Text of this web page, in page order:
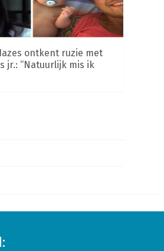
ontkent ruzie met
jr.: “Natuurlijk mis ik